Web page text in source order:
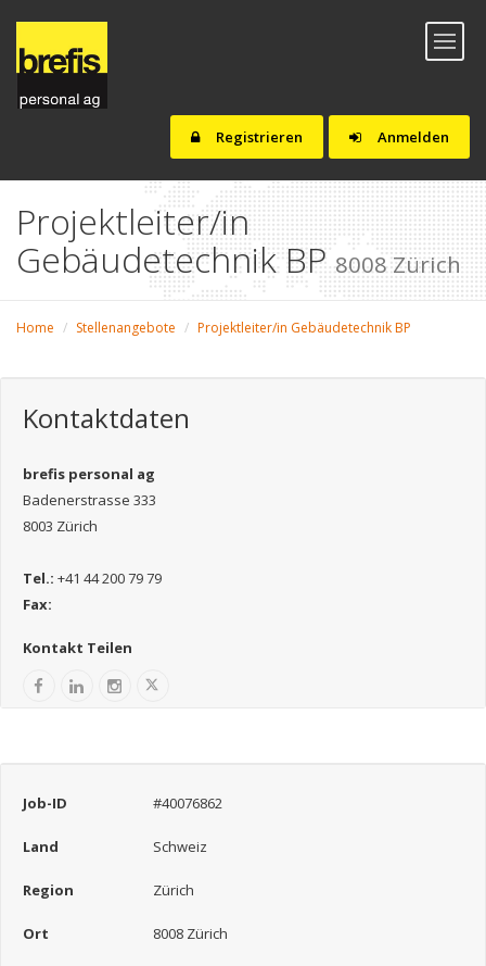
Anmelden
Registrieren
Toggle
Projektleiter/in
Gebäudetechnik BP8008 Zürich
Home Stellenangebote Projektleiter/in Gebäudetechnik BP
Kontaktdaten
brefis personal ag
Badenerstrasse 333
8003 Zürich
Tel.: +41 44 200 79 79
Fax:
Kontakt Teilen
Job-ID #40076862
Land Schweiz
Region Zürich
Ort 8008 Zürich